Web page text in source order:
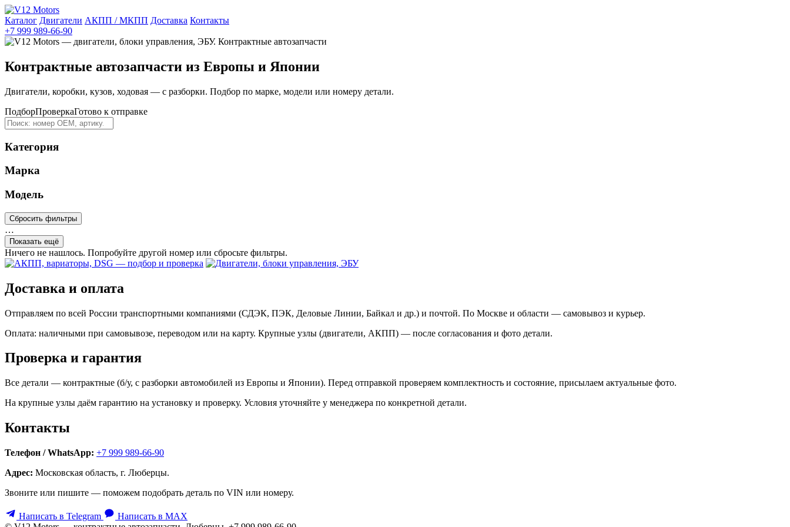
Каталог Двигатели АКПП / МКПП Доставка Контакты
+7 999 989-66-90
Контрактные автозапчасти из Европы и Японии
Двигатели, коробки, кузов, ходовая — с разборки. Подбор по марке, модели или номеру детали.
ПодборПроверкаГотово к отправке
Категория
Марка
Модель
Сбросить фильтры
…
Показать ещё
Ничего не нашлось. Попробуйте другой номер или сбросьте фильтры.
Доставка и оплата
Отправляем по всей России транспортными компаниями (СДЭК, ПЭК, Деловые Линии, Байкал и др.) и почтой. По Москве и области — самовывоз и курьер.
Оплата: наличными при самовывозе, переводом или на карту. Крупные узлы (двигатели, АКПП) — после согласования и фото детали.
Проверка и гарантия
Все детали — контрактные (б/у, с разборки автомобилей из Европы и Японии). Перед отправкой проверяем комплектность и состояние, присылаем актуальные фото.
На крупные узлы даём гарантию на установку и проверку. Условия уточняйте у менеджера по конкретной детали.
Контакты
Телефон / WhatsApp: +7 999 989-66-90
Адрес: Московская область, г. Люберцы.
Звоните или пишите — поможем подобрать деталь по VIN или номеру.
Написать в Telegram
Написать в MAX